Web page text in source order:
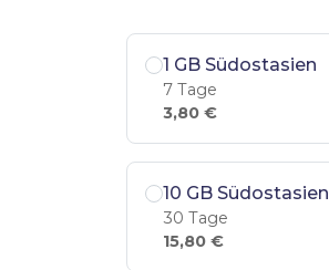
1 GB Südostasien
7 Tage
3,80 €
10 GB Südostasien
30 Tage
15,80 €